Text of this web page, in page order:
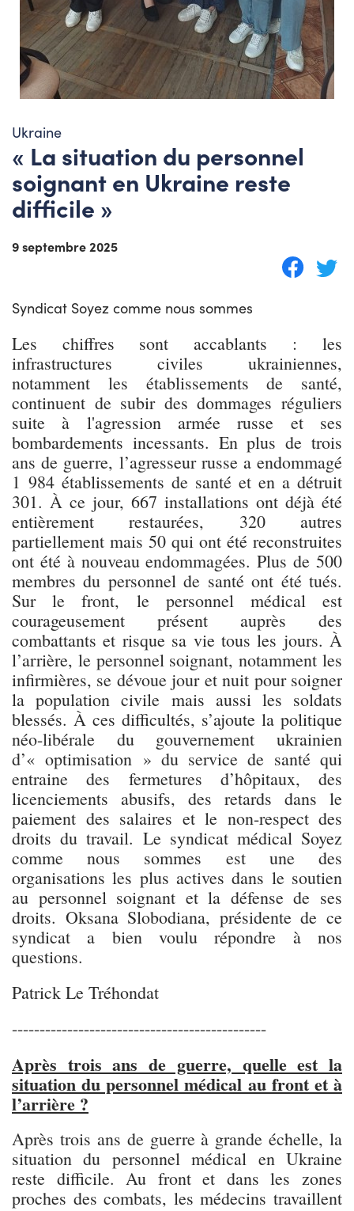
Ukraine
« La situation du personnel
soignant en Ukraine reste
difficile »
9 septembre 2025
Syndicat Soyez comme nous sommes
Les chiffres sont accablants : les
infrastructures civiles ukrainiennes,
notamment les établissements de santé,
continuent de subir des dommages réguliers
suite à l'agression armée russe et ses
bombardements incessants. En plus de trois
ans de guerre, l’agresseur russe a endommagé
1 984 établissements de santé et en a détruit
301. À ce jour, 667 installations ont déjà été
entièrement restaurées, 320 autres
partiellement mais 50 qui ont été reconstruites
ont été à nouveau endommagées. Plus de 500
membres du personnel de santé ont été tués.
Sur le front, le personnel médical est
courageusement présent auprès des
combattants et risque sa vie tous les jours. À
l’arrière, le personnel soignant, notamment les
infirmières, se dévoue jour et nuit pour soigner
la population civile mais aussi les soldats
blessés. À ces difficultés, s’ajoute la politique
néo-libérale du gouvernement ukrainien
d’« optimisation » du service de santé qui
entraine des fermetures d’hôpitaux, des
licenciements abusifs, des retards dans le
paiement des salaires et le non-respect des
droits du travail. Le syndicat médical Soyez
comme nous sommes est une des
organisations les plus actives dans le soutien
au personnel soignant et la défense de ses
droits. Oksana Slobodiana, présidente de ce
syndicat a bien voulu répondre à nos
questions.
Patrick Le Tréhondat
----------------------------------------------
Après trois ans de guerre, quelle est la
situation du personnel médical au front et à
l’arrière ?
Après trois ans de guerre à grande échelle, la
situation du personnel médical en Ukraine
reste difficile. Au front et dans les zones
proches des combats, les médecins travaillent